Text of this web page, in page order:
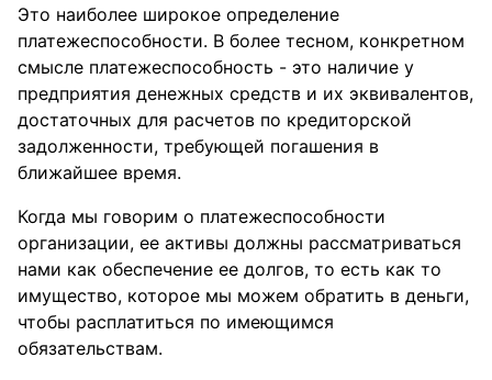
Это наиболее широкое определение
платежеспособности. В более тесном, конкретном
смысле платежеспособность - это наличие у
предприятия денежных средств и их эквивалентов,
достаточных для расчетов по кредиторской
задолженности, требующей погашения в
ближайшее время.
Когда мы говорим о платежеспособности
организации, ее активы должны рассматриваться
нами как обеспечение ее долгов, то есть как то
имущество, которое мы можем обратить в деньги,
чтобы расплатиться по имеющимся
обязательствам.